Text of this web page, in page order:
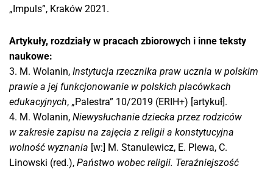
„Impuls”, Kraków 2021.
Artykuły, rozdziały w pracach zbiorowych i inne teksty
naukowe:
3. M. Wolanin, Instytucja rzecznika praw ucznia w polskim
prawie a jej funkcjonowanie w polskich placówkach
edukacyjnych, „Palestra” 10/2019 (ERIH+) [artykuł].
4. M. Wolanin, Niewysłuchanie dziecka przez rodziców
w zakresie zapisu na zajęcia z religii a konstytucyjna
wolność wyznania [w:] M. Stanulewicz, E. Plewa, C.
Linowski (red.), Państwo wobec religii. Teraźniejszość